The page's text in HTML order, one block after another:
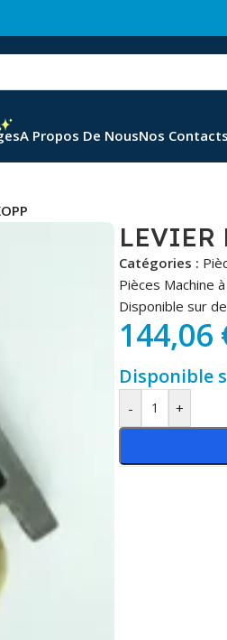
A Propos De NousNos Contacts
LEVIER
Catégories :
Pièces Machine
Disponible sur
144,06
Disponible
- +